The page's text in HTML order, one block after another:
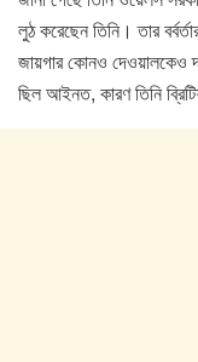
লুঠ করেছেন তিনি। তার
জায়গার কোনও দেওয়ালকেও
ছিল আইনত, কারণ তিনি